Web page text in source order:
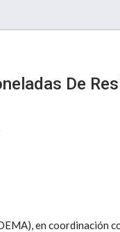
De
en coordinación